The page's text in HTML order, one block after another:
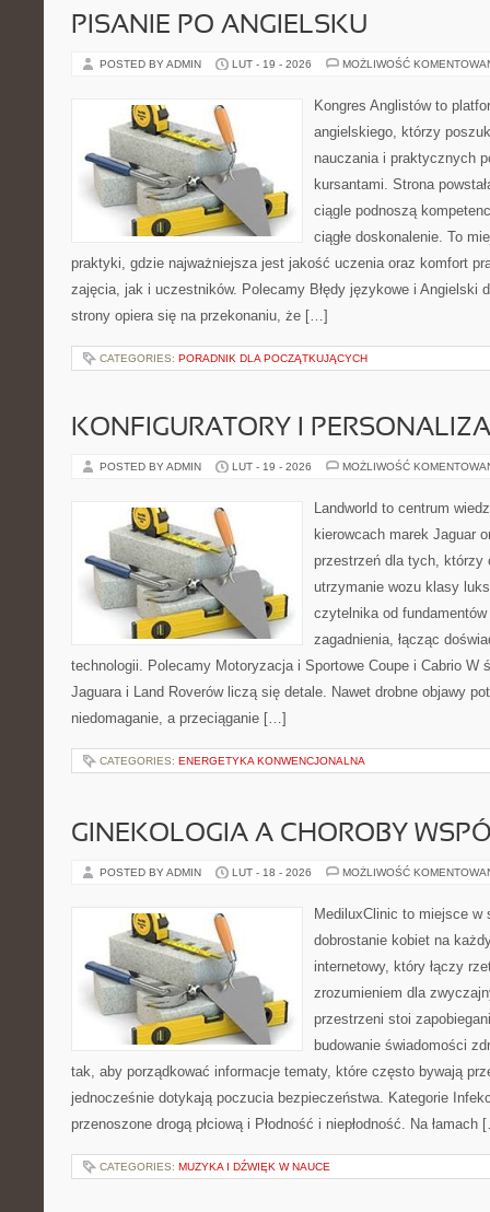
PISANIE PO ANGIELSKU
POSTED BY ADMIN LUT - 19 - 2026 MOŻLIWOŚĆ
Kongres Anglistów to
angielskiego, którzy
nauczania i praktycznych
kursantami. Strona
ciągle podnoszą
ciągłe doskonalenie. To
praktyki, gdzie najważniejsza jest jakość uczenia oraz komfort
zajęcia, jak i uczestników. Polecamy Błędy językowe i Angielski
strony opiera się na przekonaniu, że […]
CATEGORIES: PORADNIK DLA POCZĄTKUJĄCYCH
KONFIGURATORY I
POSTED BY ADMIN LUT - 19 - 2026 MOŻLIWOŚĆ
Landworld to centrum
kierowcach marek Jaguar
przestrzeń dla tych, którzy
utrzymanie wozu klasy
czytelnika od
zagadnienia, łącząc
technologii. Polecamy Motoryzacja i Sportowe Coupe i Cabrio W
Jaguara i Land Roverów liczą się detale. Nawet drobne objawy
niedomaganie, a przeciąganie […]
CATEGORIES: ENERGETYKA KONWENCJONALNA
GINEKOLOGIA A CHOROBY
POSTED BY ADMIN LUT - 18 - 2026 MOŻLIWOŚĆ
MediluxClinic to miejsce
dobrostanie kobiet na
internetowy, który łączy
zrozumieniem dla
przestrzeni stoi
budowanie świadomości
tak, aby porządkować informacje tematy, które często bywają
jednocześnie dotykają poczucia bezpieczeństwa. Kategorie
przenoszone drogą płciową i Płodność i niepłodność. Na łamach
CATEGORIES: MUZYKA I DŹWIĘK W NAUCE